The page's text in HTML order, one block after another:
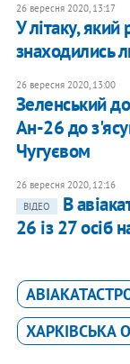
26 вересня 2020, 13:17
У літаку,
знаходились
26 вересня 2020, 13:00
Зеленський
Ан-26 до
Чугуєвом
26 вересня 2020, 12:16
ВІДЕО
В
26 із 27 осіб
ХАРКІВСЬКА